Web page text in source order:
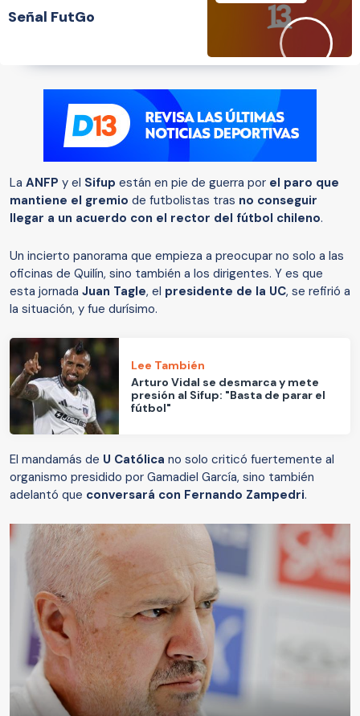
Señal FutGo
La ANFP y el Sifup están en pie de guerra por el paro que
mantiene el gremio de futbolistas tras no conseguir
llegar a un acuerdo con el rector del fútbol chileno.
Un incierto panorama que empieza a preocupar no solo a las
oficinas de Quilín, sino también a los dirigentes. Y es que
esta jornada Juan Tagle, el presidente de la UC, se refirió a
la situación, y fue durísimo.
Lee También
Arturo Vidal se desmarca y mete
presión al Sifup: "Basta de parar el
fútbol"
El mandamás de U Católica no solo criticó fuertemente al
organismo presidido por Gamadiel García, sino también
adelantó que conversará con Fernando Zampedri.